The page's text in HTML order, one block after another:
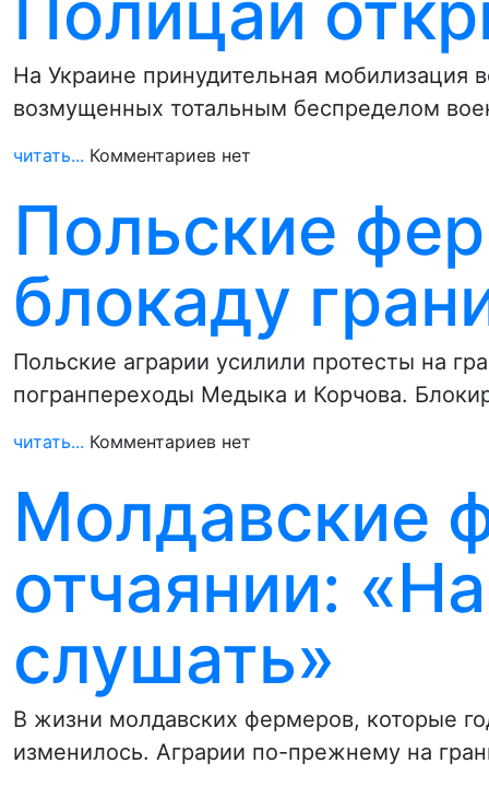
На Украине принудительная мобилизация
возмущенных тотальным беспределом
читать... Комментариев нет
Польские
блокаду
Польские аграрии усилили протесты на
погранпереходы Медыка и Корчова.
читать... Комментариев нет
Молдавские
отчаянии:
слушать»
В жизни молдавских фермеров, которые
изменилось. Аграрии по-прежнему на